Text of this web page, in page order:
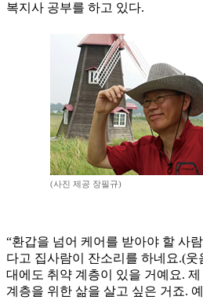
복지사 공부를 하고 있다.
(사진 제공 장필규)
“환갑을 넘어 케어를 받아야 할 사
다고 집사람이 잔소리를 하네요.(웃
대에도 취약 계층이 있을 거예요.
계층을 위한 삶을 살고 싶은 거죠.